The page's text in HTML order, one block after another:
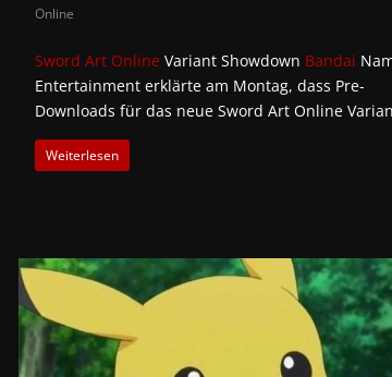
Online
Sword Art Online Variant Showdown Bandai
Entertainment erklärte am Montag, dass Pre-
Downloads für das neue Sword Art Online
Weiterlesen